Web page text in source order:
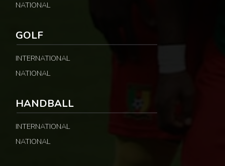
NATIONAL
GOLF
INTERNATIONAL
NATIONAL
HANDBALL
INTERNATIONAL
NATIONAL